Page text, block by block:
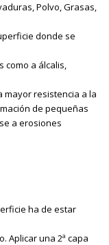
Polvo, Grasas,
donde se
como a álcalis,
resistencia a la
de pequeñas
a erosiones
ha de estar
Aplicar una 2ª capa